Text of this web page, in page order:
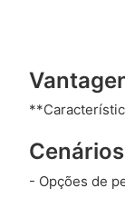
- Opções de